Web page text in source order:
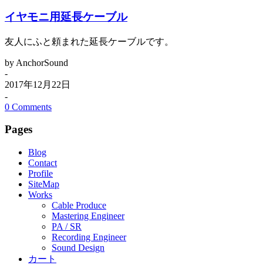
イヤモニ用延長ケーブル
友人にふと頼まれた延長ケーブルです。
by AnchorSound
-
2017年12月22日
-
0 Comments
Pages
Blog
Contact
Profile
SiteMap
Works
Cable Produce
Mastering Engineer
PA / SR
Recording Engineer
Sound Design
カート